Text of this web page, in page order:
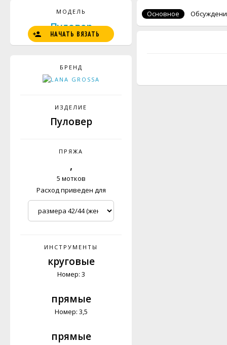
МОДЕЛЬ
Пуловер
НАЧАТЬ ВЯЗАТЬ
БРЕНД
ИЗДЕЛИЕ
Пуловер
ПРЯЖА
,
5 мотков
Расход приведен для
ИНСТРУМЕНТЫ
круговые
Номер: 3
прямые
Номер: 3,5
прямые
Основное